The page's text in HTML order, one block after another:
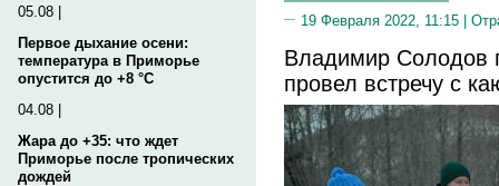
05.08 |
Первое дыхание осени:
температура в Приморье
опустится до +8 °C
04.08 |
Жара до +35: что ждет
Приморье после тропических
дождей
19 Февраля 2022, 11:15 |
Владимир Солодов
провел встречу с